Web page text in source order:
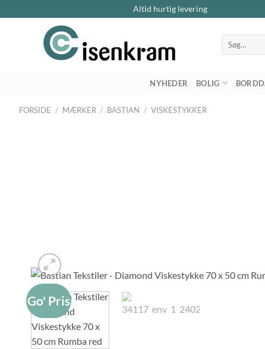
Altid hurtig levering
Søg
efter:
NYHEDER BOLIG
FORSIDE / MÆRKER / BASTIAN / VISKESTYKKER
Go' Pris